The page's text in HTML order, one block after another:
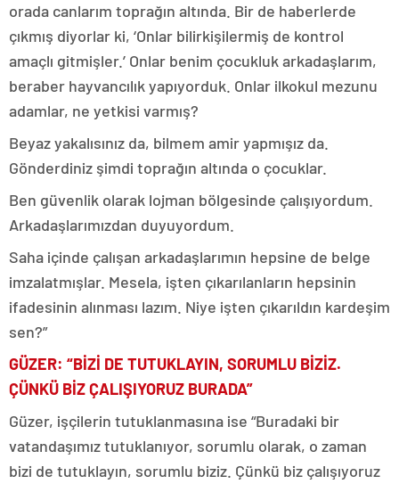
orada canlarım toprağın altında. Bir de haberlerde
çıkmış diyorlar ki, ‘Onlar bilirkişilermiş de kontrol
amaçlı gitmişler.’ Onlar benim çocukluk arkadaşlarım,
beraber hayvancılık yapıyorduk. Onlar ilkokul mezunu
adamlar, ne yetkisi varmış?
Beyaz yakalısınız da, bilmem amir yapmışız da.
Gönderdiniz şimdi toprağın altında o çocuklar.
Ben güvenlik olarak lojman bölgesinde çalışıyordum.
Arkadaşlarımızdan duyuyordum.
Saha içinde çalışan arkadaşlarımın hepsine de belge
imzalatmışlar. Mesela, işten çıkarılanların hepsinin
ifadesinin alınması lazım. Niye işten çıkarıldın kardeşim
sen?”
GÜZER: “BİZİ DE TUTUKLAYIN, SORUMLU BİZİZ.
ÇÜNKÜ BİZ ÇALIŞIYORUZ BURADA”
Güzer, işçilerin tutuklanmasına ise “Buradaki bir
vatandaşımız tutuklanıyor, sorumlu olarak, o zaman
bizi de tutuklayın, sorumlu biziz. Çünkü biz çalışıyoruz